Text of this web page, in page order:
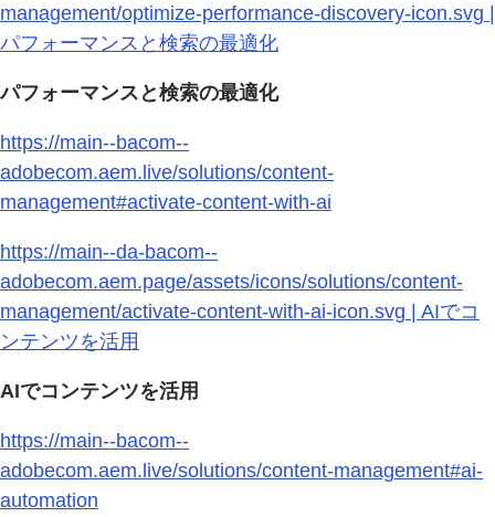
management/optimize-performance-discovery-icon.svg |
パフォーマンスと検索の最適化
パフォーマンスと検索の最適化
https://main--bacom--
adobecom.aem.live/solutions/content-
management#activate-content-with-ai
https://main--da-bacom--
adobecom.aem.page/assets/icons/solutions/content-
management/activate-content-with-ai-icon.svg | AIでコ
ンテンツを活用
AIでコンテンツを活用
https://main--bacom--
adobecom.aem.live/solutions/content-management#ai-
automation